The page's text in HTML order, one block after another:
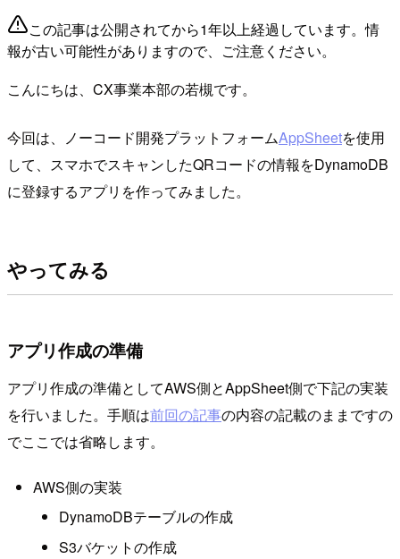
この記事は公開されてから1年以上経過しています。情
報が古い可能性がありますので、ご注意ください。
こんにちは、CX事業本部の若槻です。
今回は、ノーコード開発プラットフォームAppSheetを使用
して、スマホでスキャンしたQRコードの情報をDynamoDB
に登録するアプリを作ってみました。
やってみる
アプリ作成の準備
アプリ作成の準備としてAWS側とAppSheet側で下記の実装
を行いました。手順は前回の記事の内容の記載のままですの
でここでは省略します。
AWS側の実装
DynamoDBテーブルの作成
S3バケットの作成